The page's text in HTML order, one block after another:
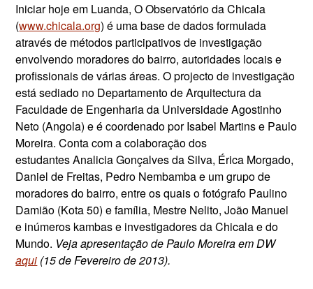
Iniciar hoje em Luanda,O Observatório da Chicala
(www.chicala.org) é uma base de dados formulada
através de métodos participativos de investigação
envolvendo moradores do bairro, autoridades locais e
profissionais de várias áreas. O projecto de investigação
está sediado no Departamento de Arquitectura da
Faculdade de Engenharia da Universidade Agostinho
Neto (Angola) e é coordenado por Isabel Martins e Paulo
Moreira. Conta com a colaboração dos
estudantes Analicia Gonçalves da Silva, Érica Morgado,
Daniel de Freitas, Pedro Nembamba e um grupo de
moradores do bairro, entre os quais o fotógrafo Paulino
Damião (Kota 50) e família, Mestre Nelito, João Manuel
e inúmeros kambas e investigadores da Chicala e do
Mundo. Vejaapresentaçãode PauloMoreiraemDW
aqui (15 de Fevereiro de 2013).